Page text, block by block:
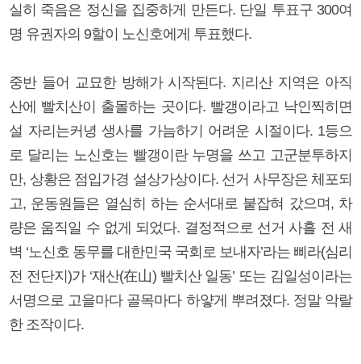
실히 죽음은 정신을 집중하게 만든다. 단일 투표구 300여
명 유권자의 9할이 노신호에게 투표했다.
중반 들어 교묘한 방해가 시작된다. 지리산 지역은 아직
산에 빨치산이 출몰하는 곳이다. 빨갱이라고 낙인찍히면
설 자리는커녕 생사를 가늠하기 어려운 시절이다. 1등으
로 달리는 노신호는 빨갱이란 누명을 쓰고 고군분투하지
만, 상황은 점입가경 설상가상이다. 선거 사무장은 체포되
고, 운동원들은 열심히 하는 순서대로 붙잡혀 갔으며, 차
량은 움직일 수 없게 되었다. 결정적으로 선거 사흘 전 새
벽 ‘노신호 동무를 대한민국 국회로 보내자’라는 삐라(심리
전 전단지)가 ‘재산(在山) 빨치산 일동’ 또는 김일성이라는
서명으로 고을마다 골목마다 하얗게 뿌려졌다. 정말 악랄
한 조작이다.